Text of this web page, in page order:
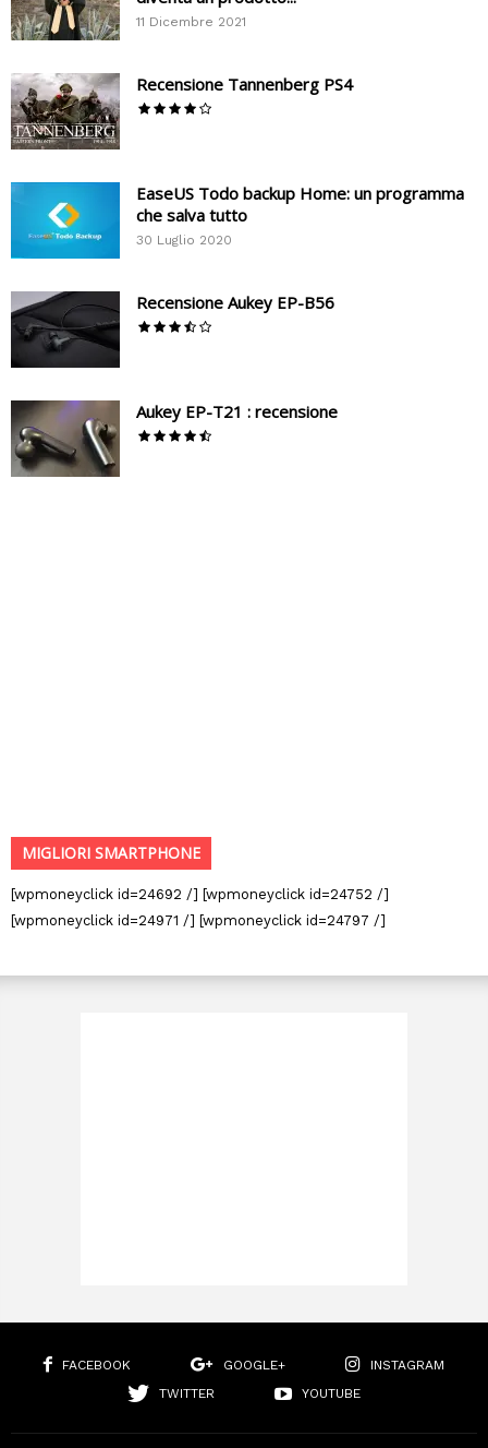
11 Dicembre 2021
Recensione Tannenberg PS4
EaseUS Todo backup Home: un programma
che salva tutto
30 Luglio 2020
Recensione Aukey EP-B56
Aukey EP-T21 : recensione
MIGLIORI SMARTPHONE
[wpmoneyclick id=24692 /] [wpmoneyclick id=24752 /]
[wpmoneyclick id=24971 /] [wpmoneyclick id=24797 /]
FACEBOOK GOOGLE+
INSTAGRAM
TWITTER
YOUTUBE